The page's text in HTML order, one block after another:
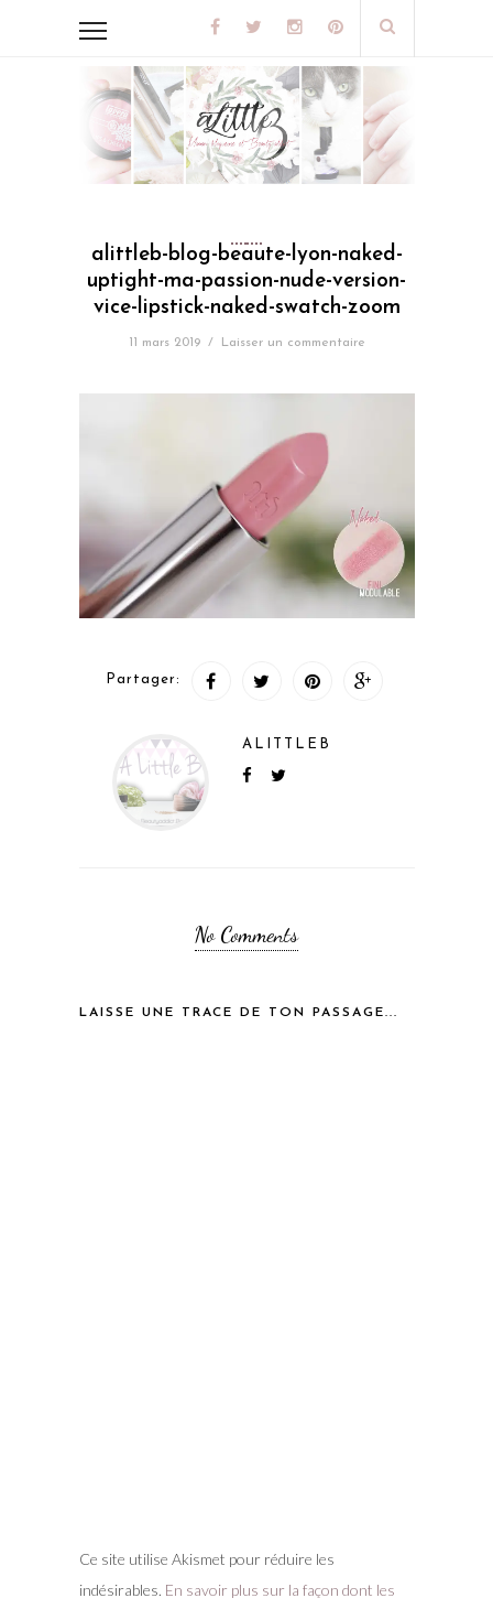
alittleb-blog-beaute-lyon-naked-
uptight-ma-passion-nude-version-
vice-lipstick-naked-swatch-zoom
11 mars 2019 / Laisser un commentaire
Partager:
ALITTLEB
No Comments
LAISSE UNE TRACE DE TON PASSAGE...
Ce site utilise Akismet pour réduire les
indésirables. En savoir plus sur la façon dont les